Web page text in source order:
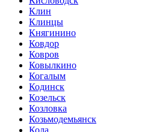
Клин
Клинцы
Княгинино
Ковдор
Ковров
Ковылкино
Когалым
Кодинск
Козельск
Козловка
Козьмодемьянск
Кола